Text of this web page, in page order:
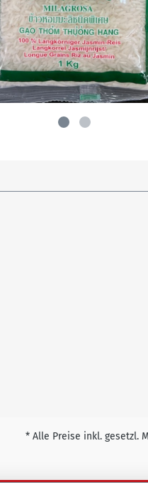
* Alle Preise inkl. gesetzl.